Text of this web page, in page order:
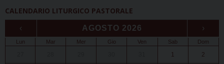
CALENDARIO LITURGICO PASTORALE
‹ AGOSTO 2026 ›
Lun Mar Mer Gio Ven Sab Dom
1 2